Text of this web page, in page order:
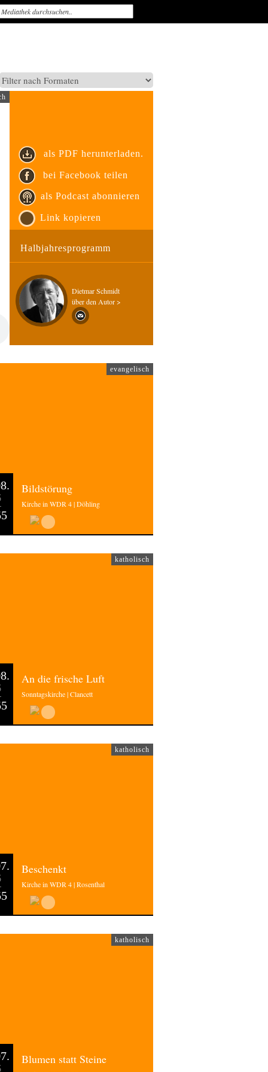
als PDF herunterladen.
bei Facebook teilen
als Podcast abonnieren
Link kopieren
Halbjahresprogramm
Dietmar Schmidt
über den Autor >
evangelisch
Bildstörung
Kirche in WDR 4 | Döhling
katholisch
An die frische Luft
Sonntagskirche | Clancett
katholisch
Beschenkt
Kirche in WDR 4 | Rosenthal
katholisch
Blumen statt Steine